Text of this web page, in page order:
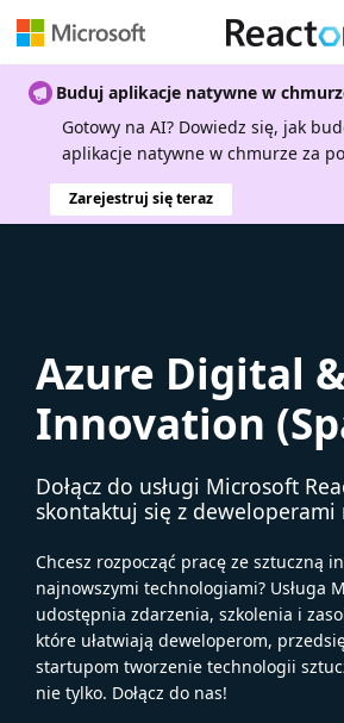
Buduj aplikacje natywne w
Gotowy na AI? Dowiedz się, jak
aplikacje natywne w chmurze za
Zarejestruj się teraz
Azure Digital
Innovation
Dołącz do usługi Microsoft
skontaktuj się z deweloperami
Chcesz rozpocząć pracę ze sztuczną
najnowszymi technologiami? Usługa
udostępnia zdarzenia, szkolenia i
które ułatwiają deweloperom,
startupom tworzenie technologii
nie tylko. Dołącz do nas!